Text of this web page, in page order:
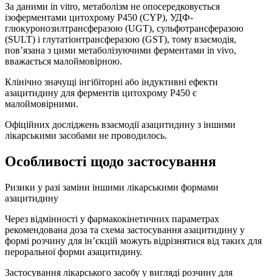
За даними in vitro, метаболізм не опосередковується
ізоферментами цитохрому P450 (CYP), УДФ-
глюкуронозилтрансферазою (UGT), сульфотрансферазою
(SULT) і глутатіонтрансферазою (GST), тому взаємодія,
пов’язана з цими метаболізуючими ферментами in vivo,
вважається малоймовірною.
Клінічно значущі інгібіторні або індуктивні ефекти
азацитидину для ферментів цитохрому P450 є
малоймовірними.
Офіційних досліджень взаємодії азацитидину з іншими
лікарськими засобами не проводилось.
Особливості щодо застосування
Ризики у разі заміни іншими лікарськими формами
азацитидину
Через відмінності у фармакокінетичних параметрах
рекомендована доза та схема застосування азацитидину у
формі розчину для ін’єкцій можуть відрізнятися від таких для
пероральної форми азацитидину.
Застосування лікарського засобу у вигляді розчину для